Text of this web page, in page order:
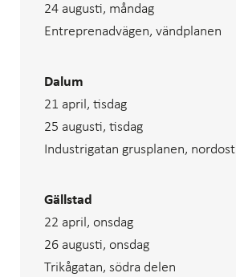
24 augusti, måndag
Entreprenadvägen, vändplanen
Dalum
21 april, tisdag
25 augusti, tisdag
Industrigatan grusplanen, nordost
Gällstad
22 april, onsdag
26 augusti, onsdag
Trikågatan, södra delen